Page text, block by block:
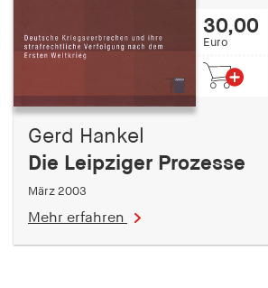
30,00
Euro
Gerd Hankel
Die Leipziger Prozesse
März 2003
Mehr erfahren